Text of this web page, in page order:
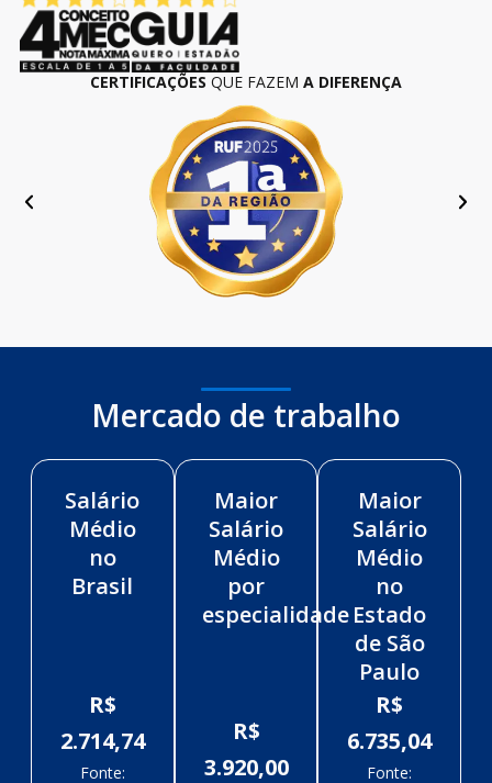
CERTIFICAÇÕES QUE FAZEM A DIFERENÇA
Mercado de trabalho
Salário
Médio
no
Brasil
R$
2.714,74
Fonte:
Maior
Salário
Médio
por
especialidade
R$
3.920,00
Maior
Salário
Médio
no
Estado
de São
Paulo
R$
6.735,04
Fonte: